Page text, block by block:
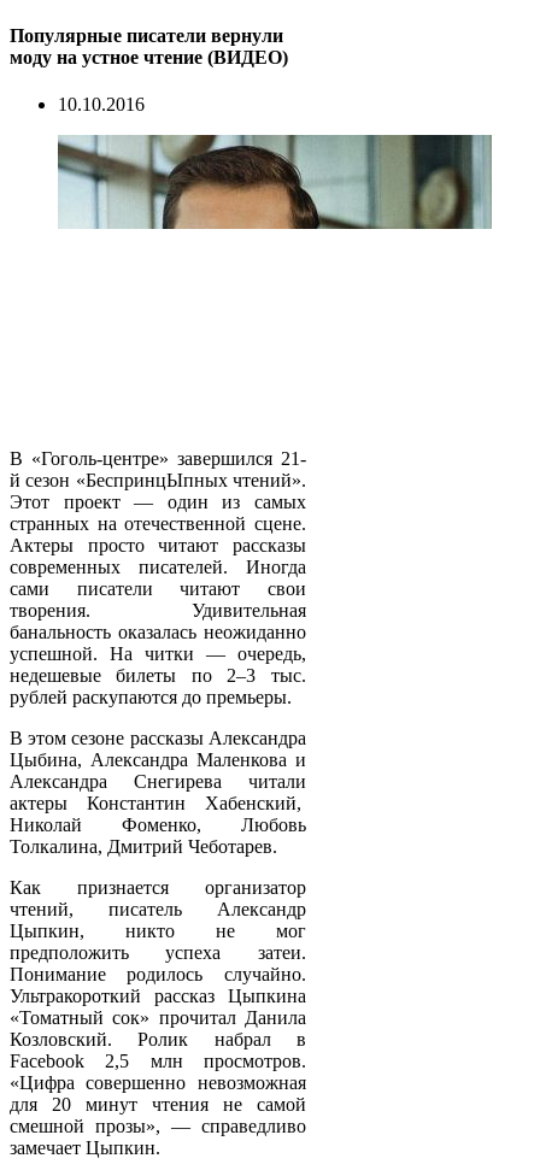
Популярные писатели вернули
моду на устное чтение (ВИДЕО)
10.10.2016
В «Гоголь-центре» завершился 21-
й сезон «БеспринцЫпных чтений».
Этот проект — один из самых
странных на отечественной сцене.
Актеры просто читают рассказы
современных писателей. Иногда
сами писатели читают свои
творения. Удивительная
банальность оказалась неожиданно
успешной. На читки — очередь,
недешевые билеты по 2–3 тыс.
рублей раскупаются до премьеры.
В этом сезоне рассказы Александра
Цыбина, Александра Маленкова и
Александра Снегирева читали
актеры Константин Хабенский,
Николай Фоменко, Любовь
Толкалина, Дмитрий Чеботарев.
Как признается организатор
чтений, писатель Александр
Цыпкин, никто не мог
предположить успеха затеи.
Понимание родилось случайно.
Ультракороткий рассказ Цыпкина
«Томатный сок» прочитал Данила
Козловский. Ролик набрал в
Faсebook 2,5 млн просмотров.
«Цифра совершенно невозможная
для 20 минут чтения не самой
смешной прозы», — справедливо
замечает Цыпкин.